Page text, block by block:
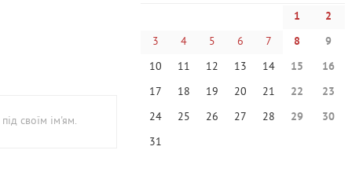
своїм ім'ям.
1
2
3
4 5 6 7 8
9
10
11 12 13 14 15
16
17
18 19 20 21 22
23
24
25 26 27 28 29
30
31